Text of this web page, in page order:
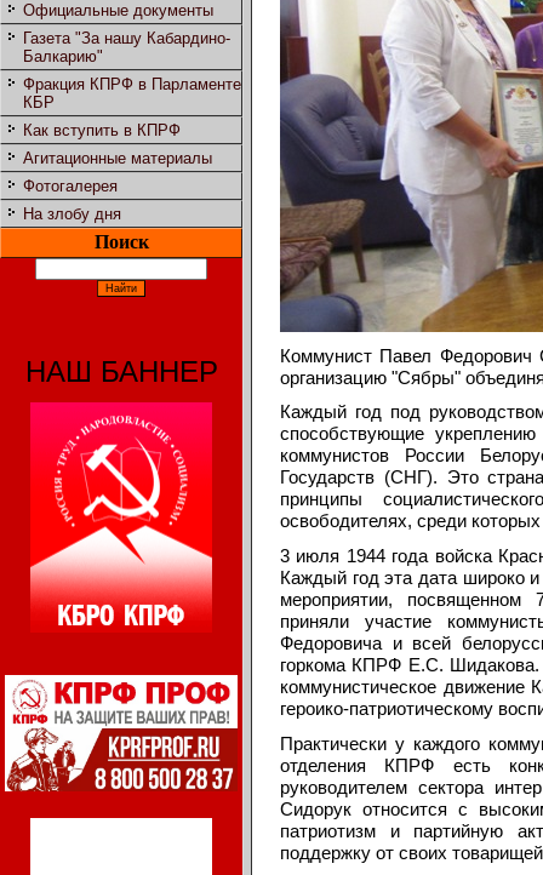
Официальные документы
Газета "За нашу Кабардино-
Балкарию"
Фракция КПРФ в Парламенте
КБР
Как вступить в КПРФ
Агитационные материалы
Фотогалерея
На злобу дня
Поиск
НАШ БАННЕР
Коммунист Павел Федорович
организацию "Сябры"
Каждый год под
способствующие
коммунистов России
Государств (СНГ). Это
принципы
освободителях, среди
3 июля 1944 года войска
Каждый год эта дата широко
мероприятии,
приняли участие
Федоровича и всей
горкома КПРФ Е.С.
коммунистическое движение
героико-патриотическому
Практически у каждого
отделения КПРФ есть
руководителем сектора
Сидорук относится с
патриотизм и партийную
поддержку от своих